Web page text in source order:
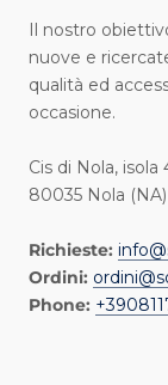
I l nostro
nuove e
qualità ed
occasione.
Cis di Nola,
80035 Nola (NA)
Richieste:
Ordini:
Phone: